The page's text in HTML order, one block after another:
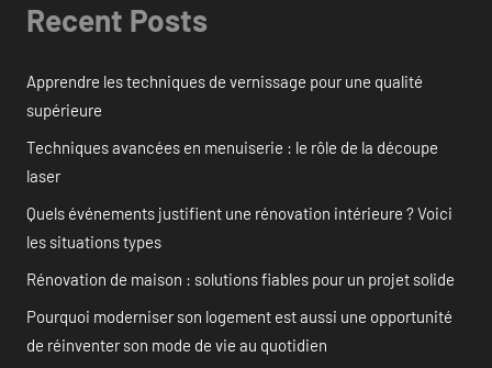
Recent Posts
Apprendre les techniques de vernissage pour une qualité
supérieure
Techniques avancées en menuiserie : le rôle de la découpe
laser
Quels événements justifient une rénovation intérieure ? Voici
les situations types
Rénovation de maison : solutions fiables pour un projet solide
Pourquoi moderniser son logement est aussi une opportunité
de réinventer son mode de vie au quotidien